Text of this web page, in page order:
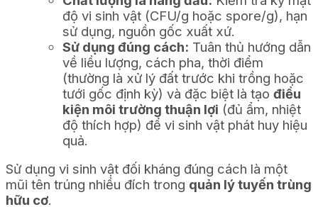
độ vi sinh vật (CFU/g hoặc spore/g), hạn
sử dụng, nguồn gốc xuất xứ.
Sử dụng đúng cách: Tuân thủ hướng dẫn
về liều lượng, cách pha, thời điểm
(thường là xử lý đất trước khi trồng hoặc
tưới gốc định kỳ) và đặc biệt là tạo điều
kiện môi trường thuận lợi (đủ ẩm, nhiệt
độ thích hợp) để vi sinh vật phát huy hiệu
quả.
Sử dụng vi sinh vật đối kháng đúng cách là một
mũi tên trúng nhiều đích trong quản lý tuyến trùng
hữu cơ.